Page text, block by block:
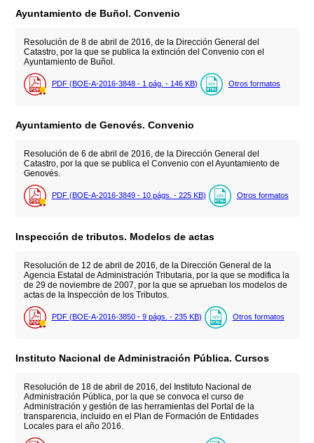
Ayuntamiento de Buñol. Convenio
Resolución de 8 de abril de 2016, de la Dirección General del
Catastro, por la que se publica la extinción del Convenio con el
Ayuntamiento de Buñol.
PDF (BOE-A-2016-3848 - 1 pág. - 146 KB) Otros formatos
Ayuntamiento de Genovés. Convenio
Resolución de 6 de abril de 2016, de la Dirección General del
Catastro, por la que se publica el Convenio con el Ayuntamiento de
Genovés.
PDF (BOE-A-2016-3849 - 10 págs. - 225 KB) Otros formatos
Inspección de tributos. Modelos de actas
Resolución de 12 de abril de 2016, de la Dirección General de la
Agencia Estatal de Administración Tributaria, por la que se modifica la
de 29 de noviembre de 2007, por la que se aprueban los modelos de
actas de la Inspección de los Tributos.
PDF (BOE-A-2016-3850 - 9 págs. - 235 KB) Otros formatos
Instituto Nacional de Administración Pública. Cursos
Resolución de 18 de abril de 2016, del Instituto Nacional de
Administración Pública, por la que se convoca el curso de
Administración y gestión de las herramientas del Portal de la
transparencia, incluido en el Plan de Formación de Entidades
Locales para el año 2016.